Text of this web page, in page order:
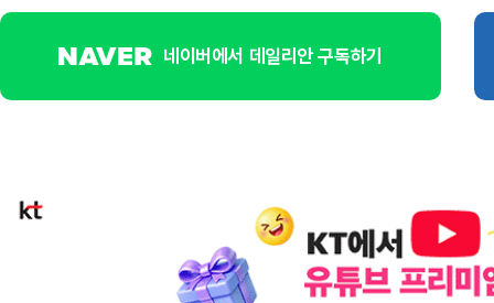
네이버에서 데일리안 구독하기